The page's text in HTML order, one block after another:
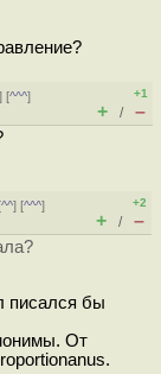
] [^^^]
+1
+ / –
^^] [^^^]
+2
+ / –
писался бы
От